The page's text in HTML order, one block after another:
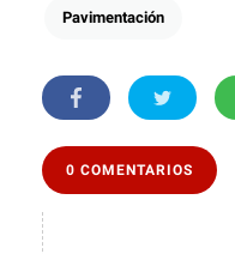
Pavimentación
0 COMENTARIOS